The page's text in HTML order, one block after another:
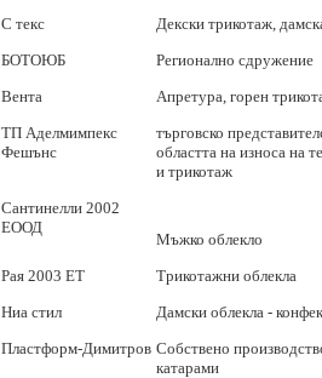
С текс
Декски трикотаж,
БОТОЮБ
Регионално сдружение
Вента
Апретура, горен
ТП Аделмимпекс
Фешънс
търговско
областта на износа на
и трикотаж
Сантинелли 2002
ЕООД
Мъжко облекло
Рая 2003 ЕТ
Трикотажни облекла
Ниа стил
Дамски облекла -
Пластформ-Димитров Собствено
катарами